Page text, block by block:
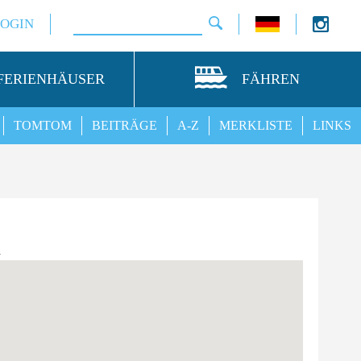
FÄHREN
LINKS
MERKLISTE
A-Z
BEITRÄGE
TOMTOM